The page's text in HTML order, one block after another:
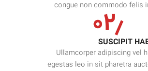
congue non commodo felis
۰۲٫
SUSCIPIT
Ullamcorper adipiscing vel
egestas leo in sit pharetra